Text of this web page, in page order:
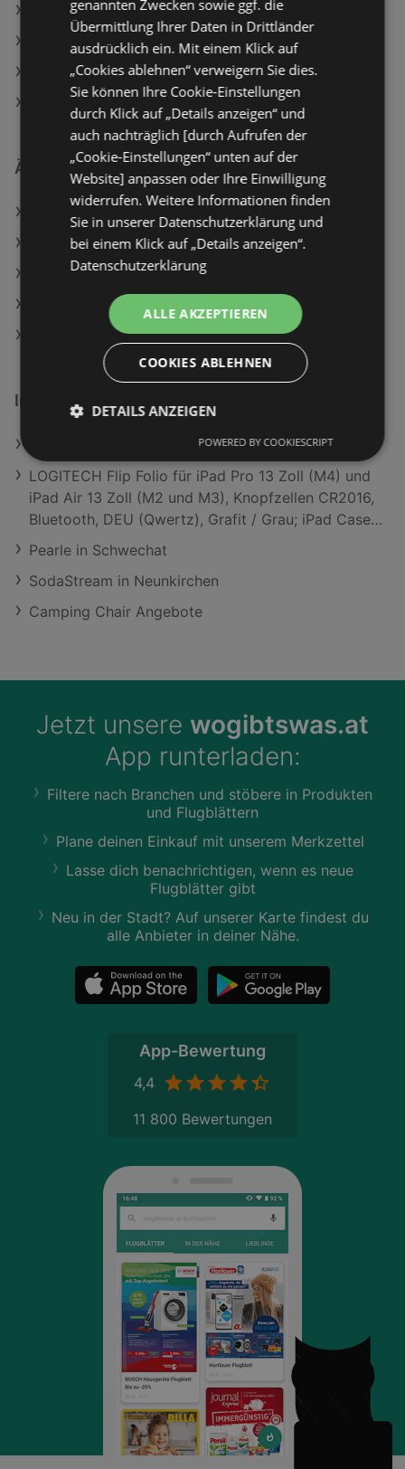
Aktuelle HELLWEG Flugblätter
Aktuelle hagebaumarkt Flugblätter
Aktuelle Hagebau Lieb Markt Flugblätter
JYSK Filialen in Bregenz
Ähnliche Händler
Lagerhaus Angebote
HELLWEG Angebote
OBI Angebote
Hagebau Lieb Markt Angebote
bellaflora Angebote
Interessantes auf wogibtswas.at
Dekohirsch Skihaserl Angebote
LOGITECH Flip Folio für iPad Pro 13 Zoll (M4) und
iPad Air 13 Zoll (M2 und M3), Knopfzellen CR2016,
Bluetooth, DEU (Qwertz), Grafit / Grau; iPad Case
mit Tastatur
Pearle in Schwechat
SodaStream in Neunkirchen
Camping Chair Angebote
Jetzt unsere wogibtswas.at
App runterladen:
Filtere nach Branchen und stöbere in Produkten
und Flugblättern
Plane deinen Einkauf mit unserem Merkzettel
Lasse dich benachrichtigen, wenn es neue
Flugblätter gibt
Neu in der Stadt? Auf unserer Karte findest du
alle Anbieter in deiner Nähe.
App-Bewertung
4,4
11 800 Bewertungen
genannten Zwecken sowie ggf. die
Übermittlung Ihrer Daten in Drittländer
ausdrücklich ein. Mit einem Klick auf
„Cookies ablehnen“ verweigern Sie dies.
Sie können Ihre Cookie-Einstellungen
durch Klick auf „Details anzeigen“ und
auch nachträglich [durch Aufrufen der
„Cookie-Einstellungen“ unten auf der
Website] anpassen oder Ihre Einwilligung
widerrufen. Weitere Informationen finden
Sie in unserer Datenschutzerklärung und
bei einem Klick auf „Details anzeigen“.
Datenschutzerklärung
ALLE AKZEPTIEREN
COOKIES ABLEHNEN
DETAILS ANZEIGEN
POWERED BY COOKIESCRIPT